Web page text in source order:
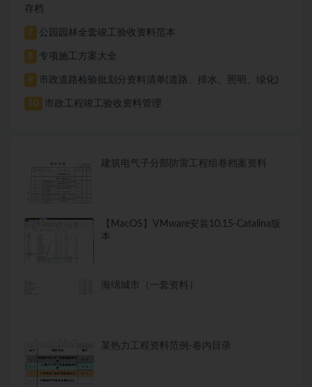
存档
7 公园园林全套竣工验收资料范本
8 专项施工方案大全
9 市政道路检验批划分资料清单(道路、排水、照明、绿化)
10 市政工程竣工验收资料管理
建筑电气子分部防雷工程组卷档案资料
【MacOS】VMware安装10.15-Catalina版
本
海绵城市（一套资料）
某热力工程资料范例-卷内目录